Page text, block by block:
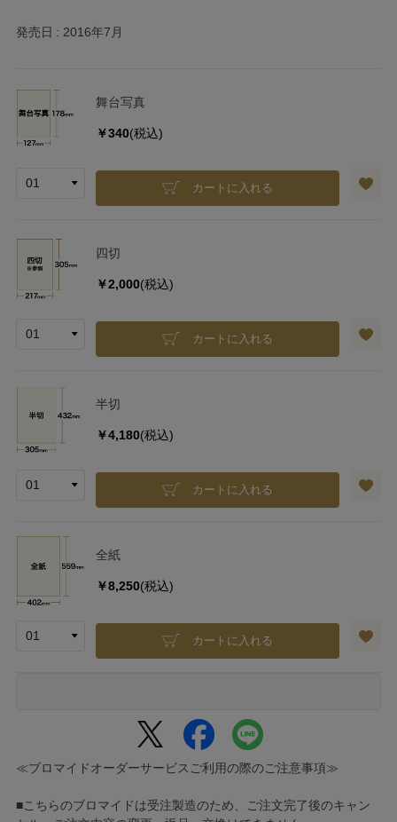
発売日 2016年7月
舞台写真
￥340(税込)
カートに入れる
四切
￥2,000(税込)
カートに入れる
半切
￥4,180(税込)
カートに入れる
全紙
￥8,250(税込)
カートに入れる
≪ブロマイドオーダーサービスご利用の際のご注意事項≫
■こちらのブロマイドは受注製造のため、ご注文完了後のキャン